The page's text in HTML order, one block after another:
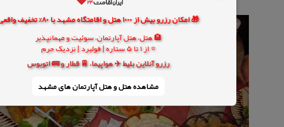
🎁 امکان رزرو بیش از 1000 هتل و اقامتگاه مشهد با 80% تخفیف واقعی
🏨 هتل، هتل آپارتمان، سوئیت و مهمانپذیر
⭐ از 1 تا 5 ستاره | فولبرد | نزدیک حرم
رزرو آنلاین بلیط ✈️ هواپیما، 🚆 قطار و 🚌 اتوبوس
مشاهده هتل و هتل‌ آپارتمان های مشهد